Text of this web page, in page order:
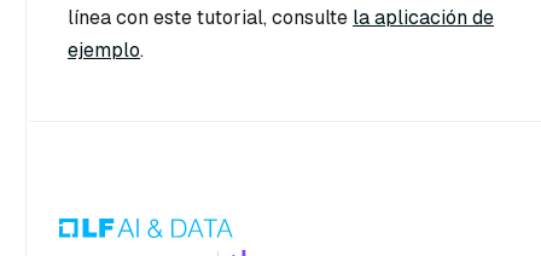
línea con este tutorial, consulte la aplicación de
ejemplo.